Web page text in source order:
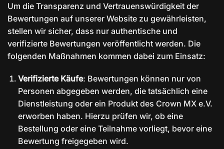
Um die Transparenz und Vertrauenswürdigkeit der
Bewertungen auf unserer Website zu gewährleisten,
stellen wir sicher, dass nur authentische und
verifizierte Bewertungen veröffentlicht werden. Die
folgenden Maßnahmen kommen dabei zum Einsatz:
Verifizierte Käufe: Bewertungen können nur von
Personen abgegeben werden, die tatsächlich eine
Dienstleistung oder ein Produkt des Crown MX e.V.
erworben haben. Hierzu prüfen wir, ob eine
Bestellung oder eine Teilnahme vorliegt, bevor eine
Bewertung freigegeben wird.